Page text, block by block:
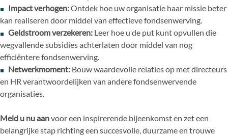
Impact verhogen:Ontdek hoe uw organisatie haar missie beter
kan realiseren door middel van effectieve fondsenwerving.
Geldstroom verzekeren: Leer hoe u de put kunt opvullen die
wegvallende subsidies achterlaten door middel van nog
efficiëntere fondsenwerving.
Netwerkmoment: Bouw waardevolle relaties op met directeurs
en HR verantwoordelijken van andere fondsenwervende
organisaties.
Meld u nu aanvoor een inspirerende bijeenkomst en zet een
belangrijke stap richting een succesvolle, duurzame en trouwe